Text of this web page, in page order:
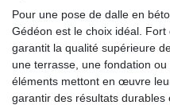
Pour une pose de dalle en
Gédéon est le choix idéal.
garantit la qualité supérieure
une terrasse, une fondation
éléments mettont en œuvre
garantir des résultats